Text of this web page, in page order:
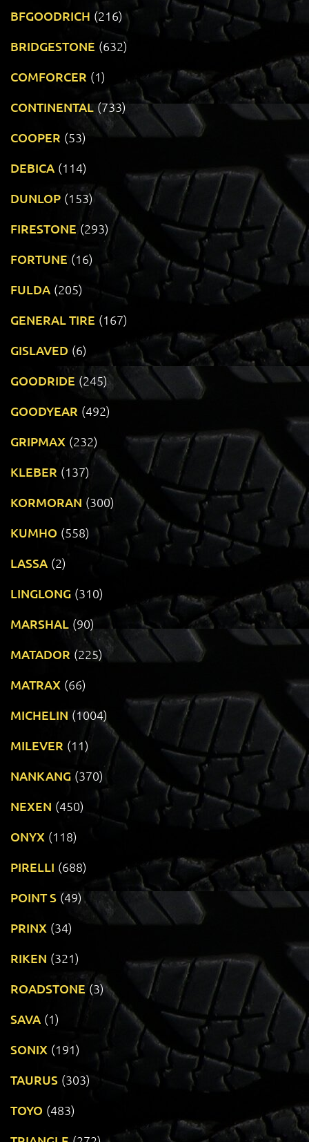
BFGOODRICH (216)
BRIDGESTONE (632)
COMFORCER (1)
CONTINENTAL (733)
COOPER (53)
DEBICA (114)
DUNLOP (153)
FIRESTONE (293)
FORTUNE (16)
FULDA (205)
GENERAL TIRE (167)
GISLAVED (6)
GOODRIDE (245)
GOODYEAR (492)
GRIPMAX (232)
KLEBER (137)
KORMORAN (300)
KUMHO (558)
LASSA (2)
LINGLONG (310)
MARSHAL (90)
MATADOR (225)
MATRAX (66)
MICHELIN (1004)
MILEVER (11)
NANKANG (370)
NEXEN (450)
ONYX (118)
PIRELLI (688)
POINT S (49)
PRINX (34)
RIKEN (321)
ROADSTONE (3)
SAVA (1)
SONIX (191)
TAURUS (303)
TOYO (483)